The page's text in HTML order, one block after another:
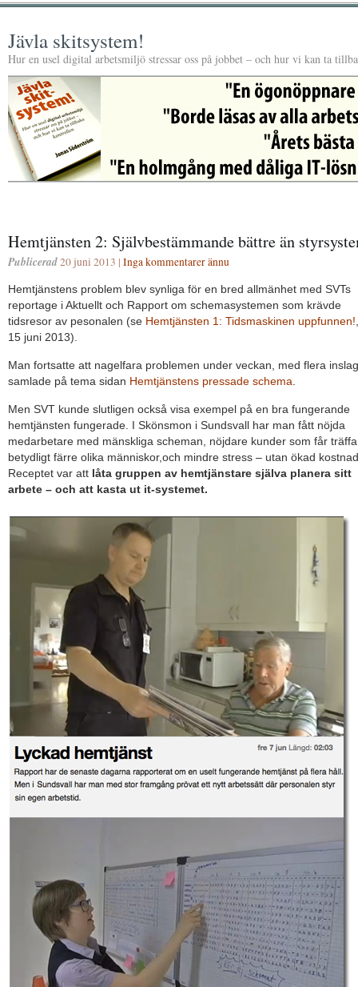
Jävla skitsystem!
Hur en usel digital arbetsmiljö stressar oss på jobbet – och hur vi kan ta
Hemtjänsten 2: Självbestämmande bättre än
Publicerad20 juni 2013 | Inga kommentarer ännu
Hemtjänstens problem blev synliga för en bred allmänhet med SVTs
reportage i Aktuellt och Rapport om schemasystemen som krävde
tidsresor av pesonalen (se Hemtjänsten 1: Tidsmaskinen uppfunnen!
15 juni 2013).
Man fortsatte att nagelfara problemen under veckan, med flera inslag
samlade på tema sidan Hemtjänstens pressade schema
Men SVT kunde slutligen också visa exempel på en bra fungerande
hemtjänsten fungerade. I Skönsmon i Sundsvall har man fått nöjda
medarbetare med mänskliga scheman, nöjdare kunder som får träffa
betydligt färre olika människor,och mindre stress – utan ökad
Receptet var att låta gruppen av hemtjänstare själva planera sitt
arbete – och att kasta ut it-systemet.